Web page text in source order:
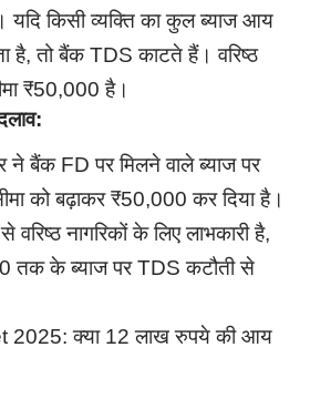
यदि किसी व्यक्ति का कुल ब्याज आय
है, तो बैंक TDS काटते हैं। वरिष्ठ
₹50,000 है।
बैंक FD पर मिलने वाले ब्याज पर
को बढ़ाकर ₹50,000 कर दिया है।
वरिष्ठ नागरिकों के लिए लाभकारी है,
तक के ब्याज पर TDS कटौती से
2025: क्या 12 लाख रुपये की आय